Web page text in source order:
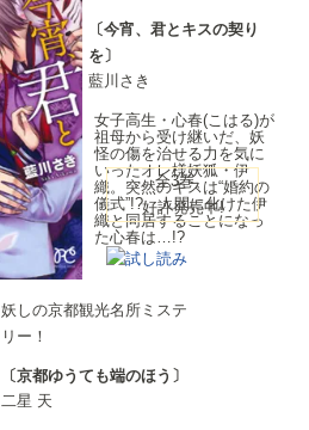
〔今宵、君とキスの契り
を〕
藍川さき
女子高生・心春(こはる)が
祖母から受け継いだ、妖
怪の傷を治せる力を気に
いったオレ様妖狐・伊
織。突然のキスは“婚約の
儀式”!? 人間に化けた伊
織と同居することになっ
た心春は…!?
全3巻、
好評発売中!
妖しの京都観光名所ミステ
リー！
〔京都ゆうても端のほう〕
二星 天